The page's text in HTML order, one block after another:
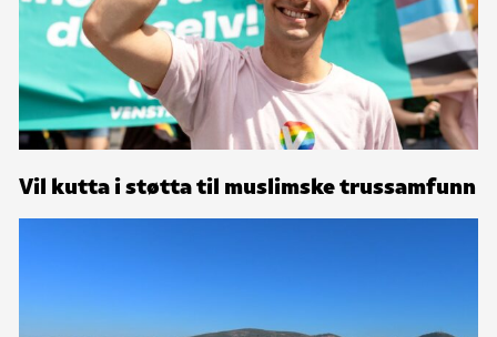
Vil kutta i støtta til muslimske trussamfunn